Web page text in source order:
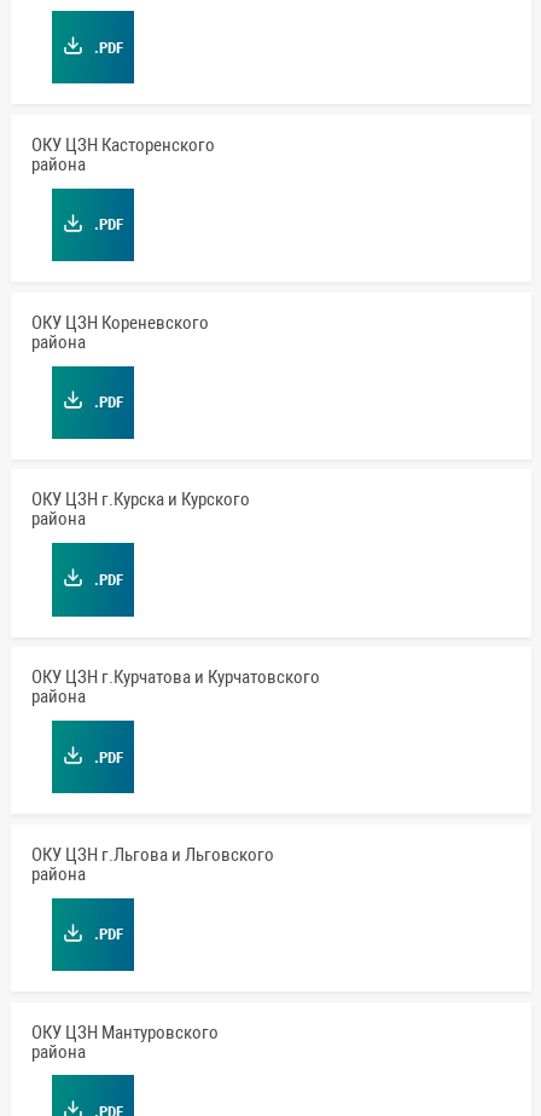
.PDF
ОКУ ЦЗН Касторенского
района
.PDF
ОКУ ЦЗН Кореневского
района
.PDF
ОКУ ЦЗН г.Курска и Курского
района
.PDF
ОКУ ЦЗН г.Курчатова и Курчатовского
района
.PDF
ОКУ ЦЗН г.Льгова и Льговского
района
.PDF
ОКУ ЦЗН Мантуровского
района
.PDF